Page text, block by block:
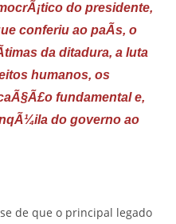
do presidente,
conferiu ao paÃ­s, o
da ditadura, a luta
humanos, os
fundamental e,
do governo ao
de que o principal legado